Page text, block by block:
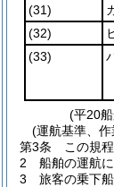
(31)
(32)
(33)
(平20
(運航基準、
第3条
この規
2
船舶の運航
3
旅客の乗下